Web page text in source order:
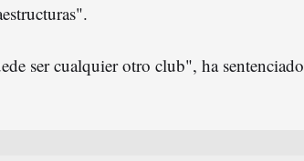
ser cualquier otro club", ha sentenciado